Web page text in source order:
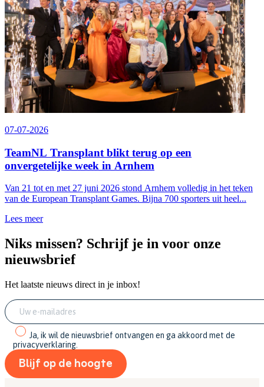
07-07-2026
TeamNL Transplant blikt terug op een
onvergetelijke week in Arnhem
Van 21 tot en met 27 juni 2026 stond Arnhem volledig in het teken
van de European Transplant Games. Bijna 700 sporters uit heel...
Lees meer
Niks missen? Schrijf je in voor onze
nieuwsbrief
Het laatste nieuws direct in je inbox!
Ja, ik wil de nieuwsbrief ontvangen en ga akkoord met de
privacyverklaring.